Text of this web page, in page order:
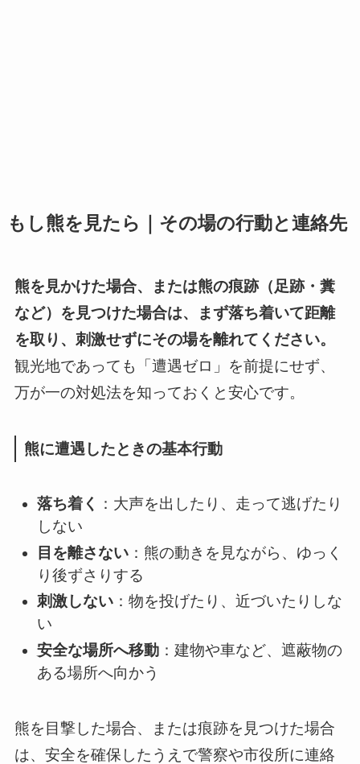
もし熊を見たら｜その場の行動と連絡先
熊を見かけた場合、または熊の痕跡（足跡・糞
など）を見つけた場合は、まず落ち着いて距離
を取り、刺激せずにその場を離れてください。
観光地であっても「遭遇ゼロ」を前提にせず、
万が一の対処法を知っておくと安心です。
熊に遭遇したときの基本行動
落ち着く
：大声を出したり、走って逃げたり
しない
目を離さない ：熊の動きを見ながら、ゆっく
り後ずさりする
刺激しない ：物を投げたり、近づいたりしな
い
安全な場所へ移動 ：建物や車など、遮蔽物の
ある場所へ向かう
熊を目撃した場合、または痕跡を見つけた場合
は、安全を確保したうえで警察や市役所に連絡